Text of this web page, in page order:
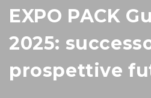
EXPO PACK
2025:
prospettive